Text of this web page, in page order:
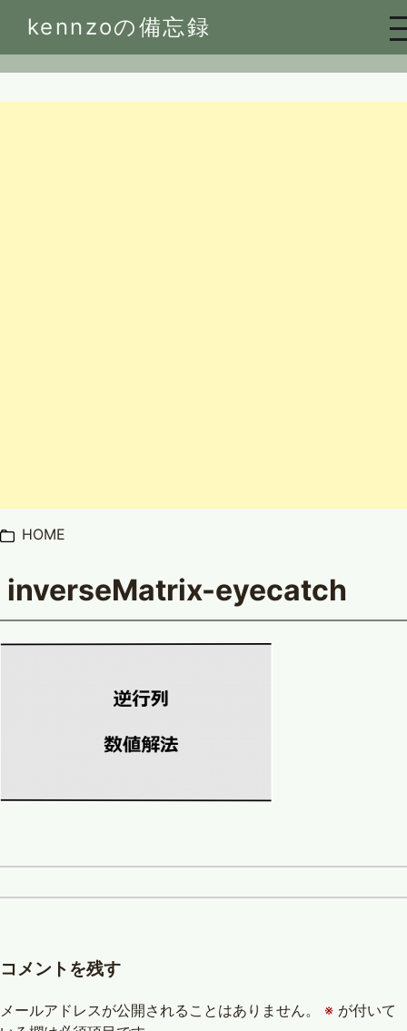
kennzoの備忘録
to
content
HOME
inverseMatrix-eyecatch
コメントを残す
メールアドレスが公開されることはありません。 ※ が付いて